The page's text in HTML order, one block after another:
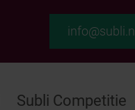
info@subli.nl
Subli Competitie